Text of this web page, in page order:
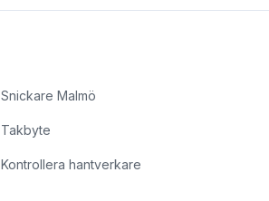
Snickare Malmö
Takbyte
Kontrollera hantverkare